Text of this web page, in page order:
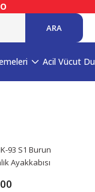
ARA
Acil Vücut
93 S1 Burun
Ayakkabısı